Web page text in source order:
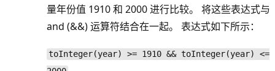
量年份值 1910 和 2000 进行比较。 将这些表达式与
and (&&) 运算符结合在一起。 表达式如下所示：
toInteger(year) >= 1910 && toInteger(year) <=